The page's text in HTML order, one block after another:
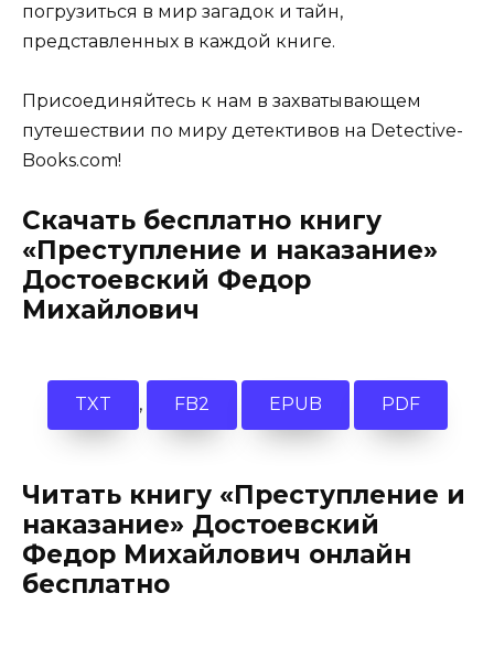
погрузиться в мир загадок и тайн,
представленных в каждой книге.
Присоединяйтесь к нам в захватывающем
путешествии по миру детективов на Detective-
Books.com!
Скачать бесплатно книгу
«Преступление и наказание»
Достоевский Федор
Михайлович
TXT , FB2 EPUB PDF
Читать книгу «Преступление и
наказание» Достоевский
Федор Михайлович онлайн
бесплатно